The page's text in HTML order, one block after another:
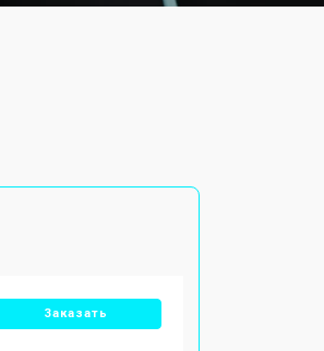
Заказать